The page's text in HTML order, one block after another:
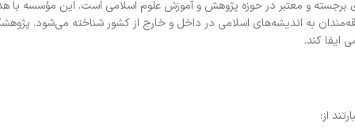
برجسته و معتبر در حوزه پژوهش و آموزش علوم اسلامی است. این مؤسسه
به اندیشه‌های اسلامی در داخل و خارج از کشور شناخته می‌شود.
کند.
از: